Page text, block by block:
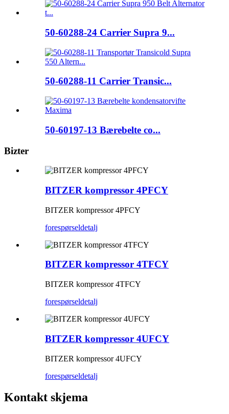
50-60288-24 Carrier Supra 9...
50-60288-11 Carrier Transic...
50-60197-13 Bærebelte co...
Bizter
BITZER kompressor 4PFCY
BITZER kompressor 4PFCY
forespørseldetalj
BITZER kompressor 4TFCY
BITZER kompressor 4TFCY
forespørseldetalj
BITZER kompressor 4UFCY
BITZER kompressor 4UFCY
forespørseldetalj
Kontakt skjema